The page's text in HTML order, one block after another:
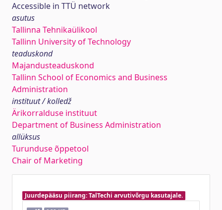
Accessible in TTÜ network
asutus
Tallinna Tehnikaülikool
Tallinn University of Technology
teaduskond
Majandusteaduskond
Tallinn School of Economics and Business
Administration
instituut / kolledž
Ärikorralduse instituut
Department of Business Administration
allüksus
Turunduse õppetool
Chair of Marketing
Juurdepääsu piirang: TalTechi arvutivõrgu kasutajale.